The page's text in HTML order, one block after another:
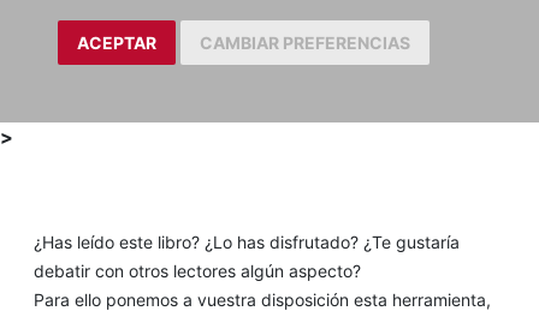
ACEPTAR CAMBIAR PREFERENCIAS
>
¿Has leído este libro? ¿Lo has disfrutado? ¿Te gustaría
debatir con otros lectores algún aspecto?
Para ello ponemos a vuestra disposición esta herramienta,